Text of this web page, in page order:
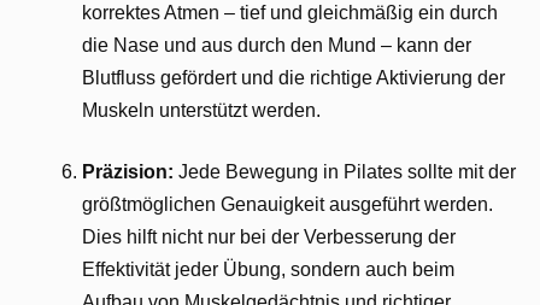
korrektes Atmen – tief und gleichmäßig ein durch
die Nase und aus durch den Mund – kann der
Blutfluss gefördert und die richtige Aktivierung der
Muskeln unterstützt werden.
Präzision: Jede Bewegung in Pilates sollte mit der
größtmöglichen Genauigkeit ausgeführt werden.
Dies hilft nicht nur bei der Verbesserung der
Effektivität jeder Übung, sondern auch beim